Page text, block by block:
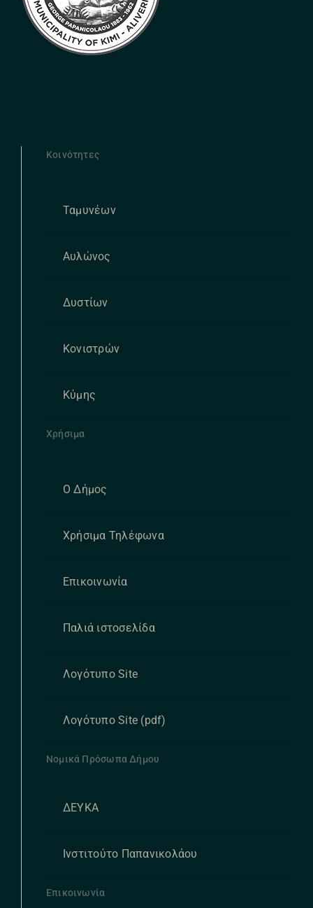
Κοινότητες
Ταμυνέων
Αυλώνος
Δυστίων
Κονιστρών
Κύμης
Χρήσιμα
Ο Δήμος
Χρήσιμα Τηλέφωνα
Επικοινωνία
Παλιά ιστοσελίδα
Λογότυπο Site
Λογότυπο Site (pdf)
Νομικά Πρόσωπα Δήμου
ΔΕΥΚΑ
Ινστιτούτο Παπανικολάου
Επικοινωνία